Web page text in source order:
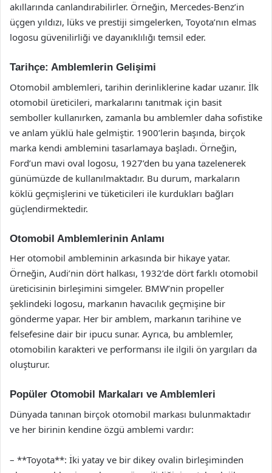
akıllarında canlandırabilirler. Örneğin, Mercedes-Benz’in
üçgen yıldızı, lüks ve prestiji simgelerken, Toyota’nın elmas
logosu güvenilirliği ve dayanıklılığı temsil eder.
Tarihçe: Amblemlerin Gelişimi
Otomobil amblemleri, tarihin derinliklerine kadar uzanır. İlk
otomobil üreticileri, markalarını tanıtmak için basit
semboller kullanırken, zamanla bu amblemler daha sofistike
ve anlam yüklü hale gelmiştir. 1900’lerin başında, birçok
marka kendi amblemini tasarlamaya başladı. Örneğin,
Ford’un mavi oval logosu, 1927’den bu yana tazelenerek
günümüzde de kullanılmaktadır. Bu durum, markaların
köklü geçmişlerini ve tüketicileri ile kurdukları bağları
güçlendirmektedir.
Otomobil Amblemlerinin Anlamı
Her otomobil ambleminin arkasında bir hikaye yatar.
Örneğin, Audi’nin dört halkası, 1932’de dört farklı otomobil
üreticisinin birleşimini simgeler. BMW’nin propeller
şeklindeki logosu, markanın havacılık geçmişine bir
gönderme yapar. Her bir amblem, markanın tarihine ve
felsefesine dair bir ipucu sunar. Ayrıca, bu amblemler,
otomobilin karakteri ve performansı ile ilgili ön yargıları da
oluşturur.
Popüler Otomobil Markaları ve Amblemleri
Dünyada tanınan birçok otomobil markası bulunmaktadır
ve her birinin kendine özgü amblemi vardır:
– **Toyota**: İki yatay ve bir dikey ovalin birleşiminden